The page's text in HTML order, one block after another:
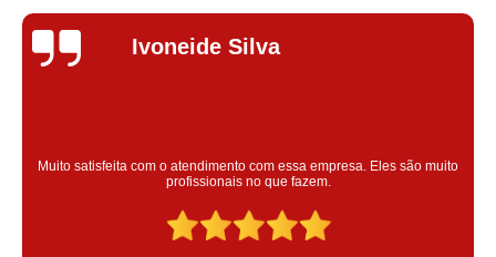
Silvana Alves
Super satisfeita com o serviço prestado, atendimento muito bom!
colaoradores educado e transparente, destaque para o colaborador
Claudinei excelente profissional!